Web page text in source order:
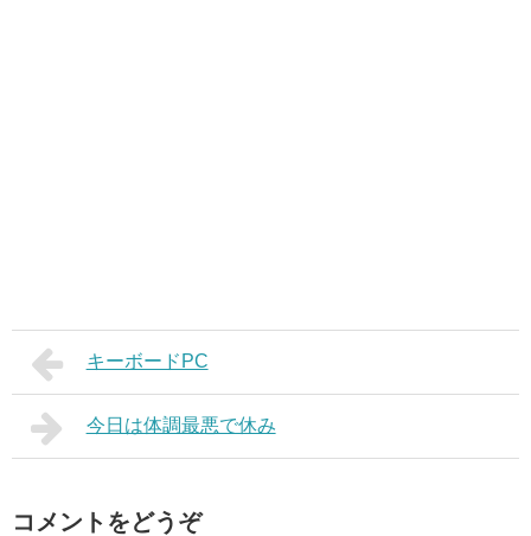
キーボードPC
今日は体調最悪で休み
コメントをどうぞ